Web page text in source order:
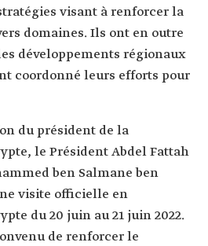
visant à renforcer la
domaines. Ils ont en outre
développements régionaux
coordonné leurs efforts pour
du président de la
le Président Abdel Fattah
ben Salmane ben
visite officielle en
du 20 juin au 21 juin 2022.
de renforcer le